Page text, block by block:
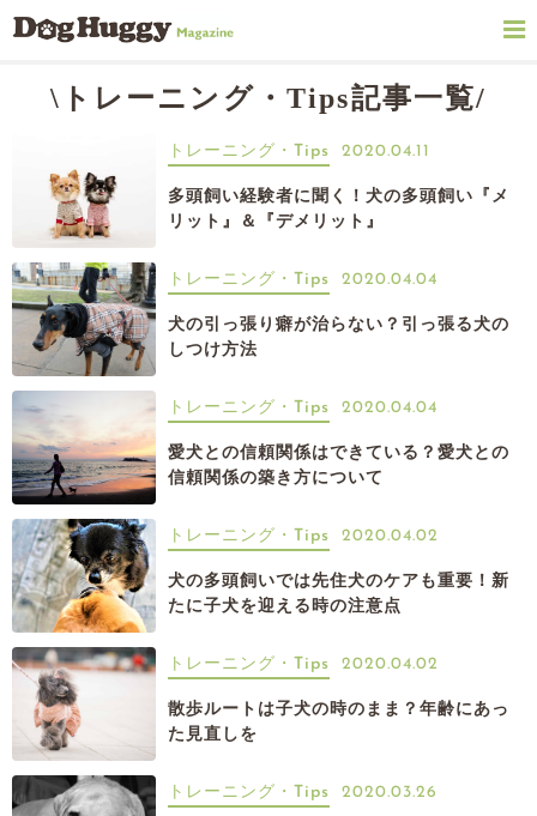
\トレーニング・Tips記事一覧/
トレーニング・Tips 2020.04.11
多頭飼い経験者に聞く！犬の多頭飼い『メ
リット』＆『デメリット』
トレーニング・Tips 2020.04.04
犬の引っ張り癖が治らない？引っ張る犬の
しつけ方法
トレーニング・Tips 2020.04.04
愛犬との信頼関係はできている？愛犬との
信頼関係の築き方について
トレーニング・Tips 2020.04.02
犬の多頭飼いでは先住犬のケアも重要！新
たに子犬を迎える時の注意点
トレーニング・Tips 2020.04.02
散歩ルートは子犬の時のまま？年齢にあっ
た見直しを
トレーニング・Tips 2020.03.26